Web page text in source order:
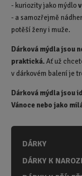
- kuriozity jako mýdlo
- a samozřejmě
potěší ženy i muže.
Dárková mýdla jsou
praktická.Ať už
v dárkovém balení je
Dárková mýdla jsou
Vánoce nebo jako
DÁRKY
DÁRKY K